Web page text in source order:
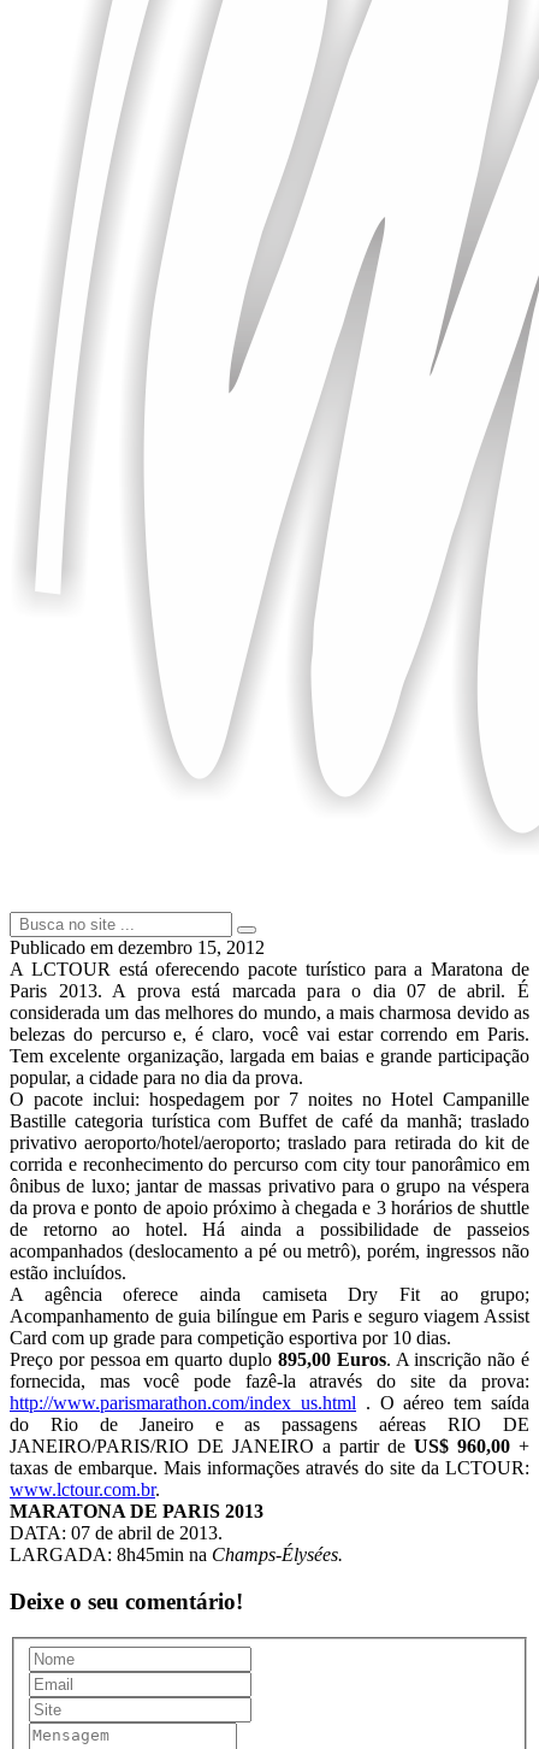
Publicado em dezembro 15, 2012
A LCTOUR está oferecendo pacote turístico para a Maratona de
Paris 2013. A prova está marcada para o dia 07 de abril. É
considerada um das melhores do mundo, a mais charmosa devido as
belezas do percurso e, é claro, você vai estar correndo em Paris.
Tem excelente organização, largada em baias e grande participação
popular, a cidade para no dia da prova.
O pacote inclui: hospedagem por 7 noites no Hotel Campanille
Bastille categoria turística com Buffet de café da manhã; traslado
privativo aeroporto/hotel/aeroporto; traslado para retirada do kit de
corrida e reconhecimento do percurso com city tour panorâmico em
ônibus de luxo; jantar de massas privativo para o grupo na véspera
da prova e ponto de apoio próximo à chegada e 3 horários de shuttle
de retorno ao hotel. Há ainda a possibilidade de passeios
acompanhados (deslocamento a pé ou metrô), porém, ingressos não
estão incluídos.
A agência oferece ainda camiseta Dry Fit ao grupo;
Acompanhamento de guia bilíngue em Paris e seguro viagem Assist
Card com up grade para competição esportiva por 10 dias.
Preço por pessoa em quarto duplo 895,00 Euros. A inscrição não é
fornecida, mas você pode fazê-la através do site da prova:
http://www.parismarathon.com/index_us.html . O aéreo tem saída
do Rio de Janeiro e as passagens aéreas RIO DE
JANEIRO/PARIS/RIO DE JANEIRO a partir de US$ 960,00 +
taxas de embarque. Mais informações através do site da LCTOUR:
www.lctour.com.br.
MARATONA DE PARIS 2013
DATA: 07 de abril de 2013.
LARGADA: 8h45min na Champs-Élysées.
Deixe o seu comentário!